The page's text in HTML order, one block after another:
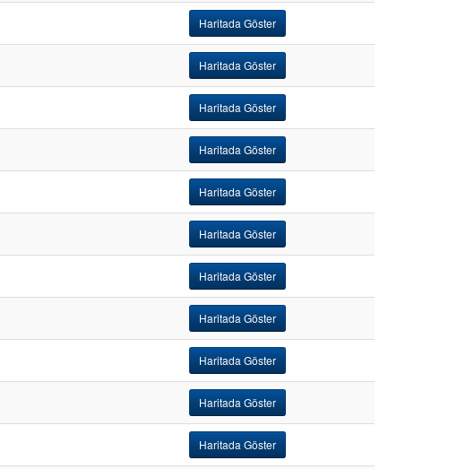
Haritada Göster
Haritada Göster
Haritada Göster
Haritada Göster
Haritada Göster
Haritada Göster
Haritada Göster
Haritada Göster
Haritada Göster
Haritada Göster
Haritada Göster